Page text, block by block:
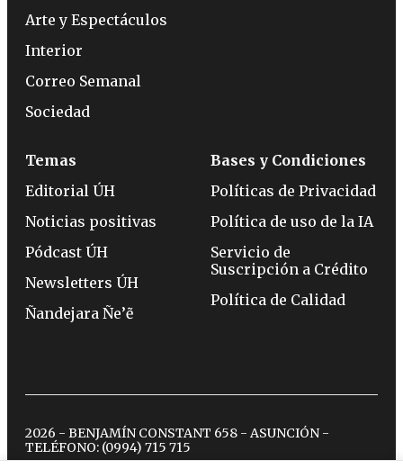
Arte y Espectáculos
Interior
Correo Semanal
Sociedad
Temas
Editorial ÚH
Noticias positivas
Pódcast ÚH
Newsletters ÚH
Ñandejara Ñe’ẽ
Bases y Condiciones
Políticas de Privacidad
Política de uso de la IA
Servicio de
Suscripción a Crédito
Política de Calidad
2026 - BENJAMÍN CONSTANT 658 - ASUNCIÓN -
TELÉFONO: (0994) 715 715